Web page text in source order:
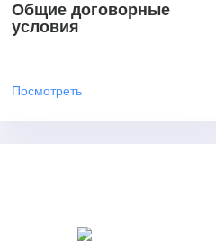
Общие договорные
условия
Посмотреть